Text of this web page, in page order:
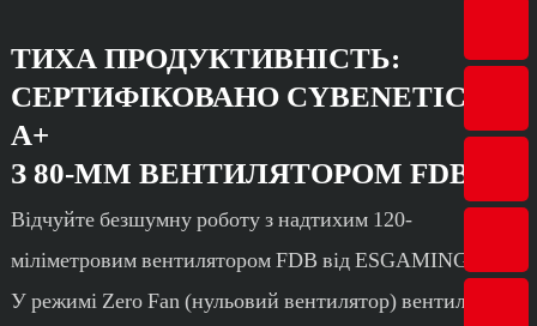
ТИХА ПРОДУКТИВНІСТЬ:
СЕРТИФІКОВАНО CYBENETICS
A+
З 80-ММ ВЕНТИЛЯТОРОМ FDB
Відчуйте безшумну роботу з надтихим 120-
міліметровим вентилятором FDB від ESGAMING.
У режимі Zero Fan (нульовий вентилятор) вентилятор